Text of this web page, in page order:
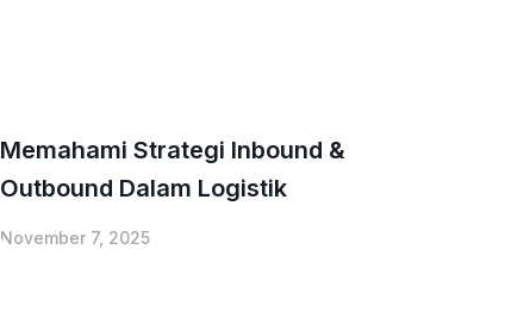
Memahami Strategi Inbound &
Outbound Dalam Logistik
November 7, 2025